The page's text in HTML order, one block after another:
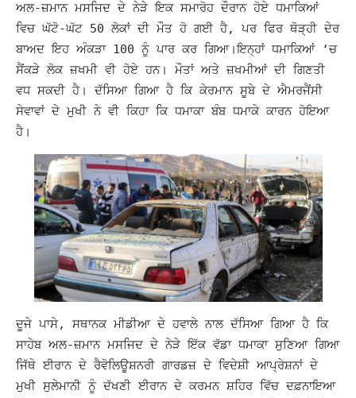
ਅਲ-ਜ਼ਮਾਨ ਮਸਜਿਦ ਦੇ ਨੇੜੇ ਇਕ ਸਮਾਰੋਹ ਦੌਰਾਨ ਹੋਏ ਧਮਾਕਿਆਂ
ਵਿਚ ਘੱਟੋ-ਘੱਟ 50 ਲੋਕਾਂ ਦੀ ਮੌਤ ਹੋ ਗਈ ਹੈ, ਪਰ ਫਿਰ ਥੋੜ੍ਹੀ ਦੇਰ
ਬਾਅਦ ਇਹ ਅੰਕੜਾ 100 ਨੂੰ ਪਾਰ ਕਰ ਗਿਆ।ਇਨ੍ਹਾਂ ਧਮਾਕਿਆਂ ‘ਚ
ਸੈਂਕੜੇ ਲੋਕ ਜ਼ਖਮੀ ਵੀ ਹੋਏ ਹਨ। ਮੌਤਾਂ ਅਤੇ ਜ਼ਖਮੀਆਂ ਦੀ ਗਿਣਤੀ
ਵਧ ਸਕਦੀ ਹੈ। ਦੱਸਿਆ ਗਿਆ ਹੈ ਕਿ ਕੇਰਮਾਨ ਸੂਬੇ ਦੇ ਐਮਰਜੈਂਸੀ
ਸੇਵਾਵਾਂ ਦੇ ਮੁਖੀ ਨੇ ਵੀ ਕਿਹਾ ਕਿ ਧਮਾਕਾ ਬੰਬ ਧਮਾਕੇ ਕਾਰਨ ਹੋਇਆ
ਹੈ।
ਦੂਜੇ ਪਾਸੇ, ਸਥਾਨਕ ਮੀਡੀਆ ਦੇ ਹਵਾਲੇ ਨਾਲ ਦੱਸਿਆ ਗਿਆ ਹੈ ਕਿ
ਸਾਹੇਬ ਅਲ-ਜ਼ਮਾਨ ਮਸਜਿਦ ਦੇ ਨੇੜੇ ਇੱਕ ਵੱਡਾ ਧਮਾਕਾ ਸੁਣਿਆ ਗਿਆ
ਜਿੱਥੇ ਈਰਾਨ ਦੇ ਰੈਵੋਲਿਊਸ਼ਨਰੀ ਗਾਰਡਜ਼ ਦੇ ਵਿਦੇਸ਼ੀ ਆਪ੍ਰੇਸ਼ਨਾਂ ਦੇ
ਮੁਖੀ ਸੁਲੇਮਾਨੀ ਨੂੰ ਦੱਖਣੀ ਈਰਾਨ ਦੇ ਕਰਮਨ ਸ਼ਹਿਰ ਵਿੱਚ ਦਫ਼ਨਾਇਆ